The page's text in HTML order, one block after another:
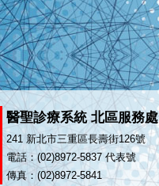
醫聖診療系統 北區服務處
241 新北市三重區長壽街126號
電話：(02)8972-5837 代表號
傳真：(02)8972-5841